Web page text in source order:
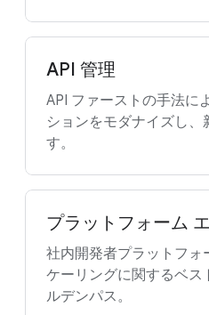
API 管理
API ファーストの手法に
ションをモダナイズし、
す。
プラットフォーム
社内開発者プラットフォ
ケーリングに関するベス
ルデンパス。